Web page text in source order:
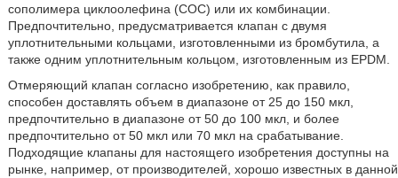
сополимера циклоолефина (COC) или их комбинации.
Предпочтительно, предусматривается клапан с двумя
уплотнительными кольцами, изготовленными из бромбутила, а
также одним уплотнительным кольцом, изготовленным из EPDM.
Отмеряющий клапан согласно изобретению, как правило,
способен доставлять объем в диапазоне от 25 до 150 мкл,
предпочтительно в диапазоне от 50 до 100 мкл, и более
предпочтительно от 50 мкл или 70 мкл на срабатывание.
Подходящие клапаны для настоящего изобретения доступны на
рынке, например, от производителей, хорошо известных в данной